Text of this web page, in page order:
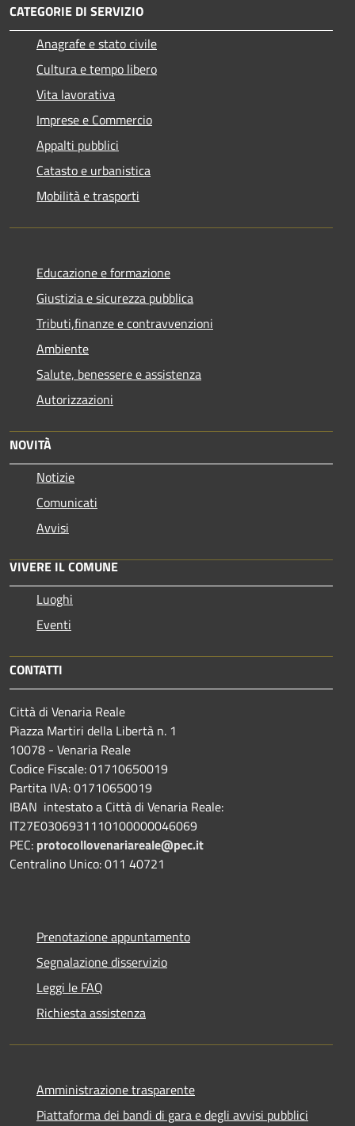
CATEGORIE DI SERVIZIO
Anagrafe e stato civile
Cultura e tempo libero
Vita lavorativa
Imprese e Commercio
Appalti pubblici
Catasto e urbanistica
Mobilità e trasporti
Educazione e formazione
Giustizia e sicurezza pubblica
Tributi,finanze e contravvenzioni
Ambiente
Salute, benessere e assistenza
Autorizzazioni
NOVITÀ
Notizie
Comunicati
Avvisi
VIVERE IL COMUNE
Luoghi
Eventi
CONTATTI
Città di Venaria Reale
Piazza Martiri della Libertà n. 1
10078 - Venaria Reale
Codice Fiscale: 01710650019
Partita IVA: 01710650019
IBAN intestato a Città di Venaria Reale:
IT27E0306931110100000046069
PEC: protocollovenariareale@pec.it
Centralino Unico: 011 40721
Prenotazione appuntamento
Segnalazione disservizio
Leggi le FAQ
Richiesta assistenza
Amministrazione trasparente
Piattaforma dei bandi di gara e degli avvisi pubblici